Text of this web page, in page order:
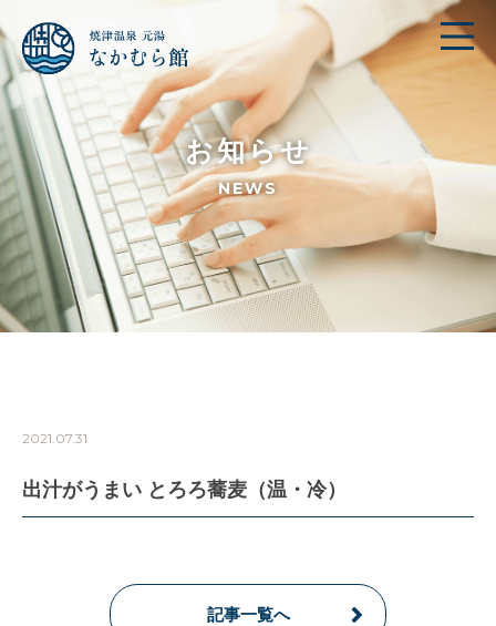
お知らせ
NEWS
2021.07.31
出汁がうまい とろろ蕎麦（温・冷）
記事一覧へ